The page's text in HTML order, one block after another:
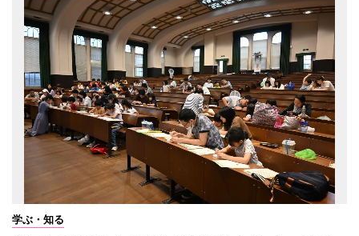
学ぶ・知る